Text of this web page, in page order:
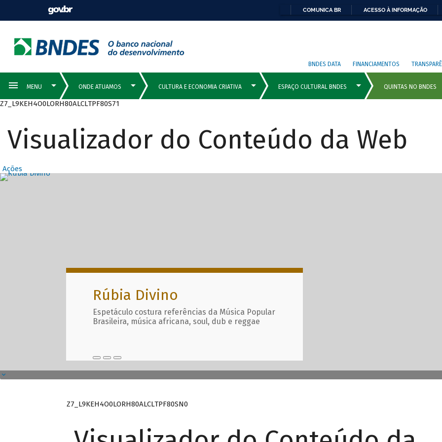
COMUNICA BR ACESSO À INFORMAÇÃO
BNDES DATA FINANCIAMENTOS
Z7_L9KEH4O0LORH80ALCLTPF80S71
Visualizador do Conteúdo da Web
Ações
Destaques Principais com
Rúbia Divino
Espetáculo costura referências da Música Popular
Brasileira, música africana, soul, dub e reggae
Z7_L9KEH4O0LORH80ALCLTPF80SN0